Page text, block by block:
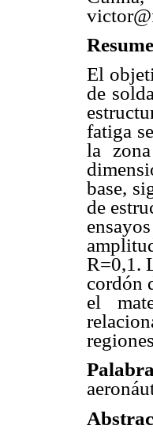
El
de
fatiga
la
base,
de
R=0,1.
cordón
el